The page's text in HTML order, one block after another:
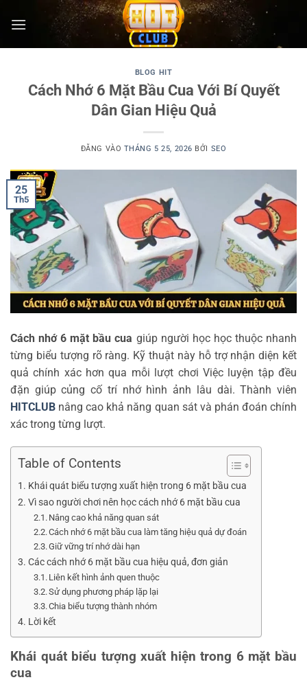
qua
BLOG HIT
Cách Nhớ 6 Mặt Bầu Cua Với Bí Quyết
Dân Gian Hiệu Quả
ĐĂNG VÀO THÁNG 5 25, 2026 BỞI SEO
25
Th5
Cách nhớ 6 mặt bầu cua giúp người học học thuộc nhanh
từng biểu tượng rõ ràng. Kỹ thuật này hỗ trợ nhận diện kết
quả chính xác hơn qua mỗi lượt chơi Việc luyện tập đều
đặn giúp củng cố trí nhớ hình ảnh lâu dài. Thành viên
HITCLUB nâng cao khả năng quan sát và phán đoán chính
xác trong từng lượt.
Table of Contents
Khái quát biểu tượng xuất hiện trong 6 mặt bầu cua
Vì sao người chơi nên học cách nhớ 6 mặt bầu cua
Nâng cao khả năng quan sát
Cách nhớ 6 mặt bầu cua làm tăng hiệu quả dự đoán
Giữ vững trí nhớ dài hạn
Các cách nhớ 6 mặt bầu cua hiệu quả, đơn giản
Liên kết hình ảnh quen thuộc
Sử dụng phương pháp lặp lại
Chia biểu tượng thành nhóm
Lời kết
Khái quát biểu tượng xuất hiện trong 6 mặt bầu
cua